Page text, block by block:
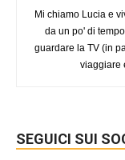
Mi chiamo Lucia e
da un po' di
guardare la TV (in
viaggiare
SEGUICI SUI